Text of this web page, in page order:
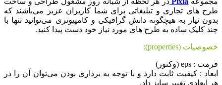
طرح های تجاری و تبلیغاتی برای شما کاربران عزیز می‌باشند که
بدون نیاز به هیچگونه دانش گرافیکی و کامپیوتری می‌توانید تنها با
چند کلیک ساده به طرح های مورد نیاز خود دست پیدا کنید.
خصوصیات (properties):
فرمت : eps (وکتور)
ابعاد : کیفیت ثابت دارد و با توجه به برداری بودن می‌توان آن را در
هر ابعادی تغییر سایز داد.